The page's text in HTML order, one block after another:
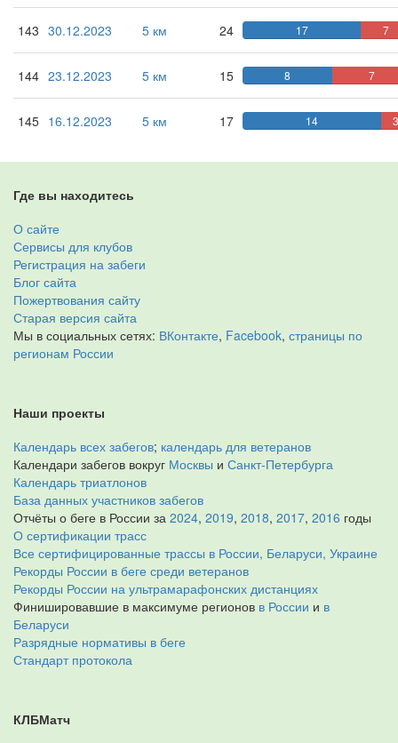
143 30.12.2023 5 км 24 17 7
144 23.12.2023 5 км 15 8 7
145 16.12.2023 5 км 17 14
Где вы находитесь
О сайте
Сервисы для клубов
Регистрация на забеги
Блог сайта
Пожертвования сайту
Старая версия сайта
Мы в социальных сетях: ВКонтакте, Facebook, страницы по
регионам России
Наши проекты
Календарь всех забегов; календарь для ветеранов
Календари забегов вокруг Москвы и Санкт-Петербурга
Календарь триатлонов
База данных участников забегов
Отчёты о беге в России за 2024, 2019, 2018, 2017, 2016 годы
О сертификации трасс
Все сертифицированные трассы в России, Беларуси, Украине
Рекорды России в беге среди ветеранов
Рекорды России на ультрамарафонских дистанциях
Финишировавшие в максимуме регионов в России и в
Беларуси
Разрядные нормативы в беге
Стандарт протокола
КЛБМатч